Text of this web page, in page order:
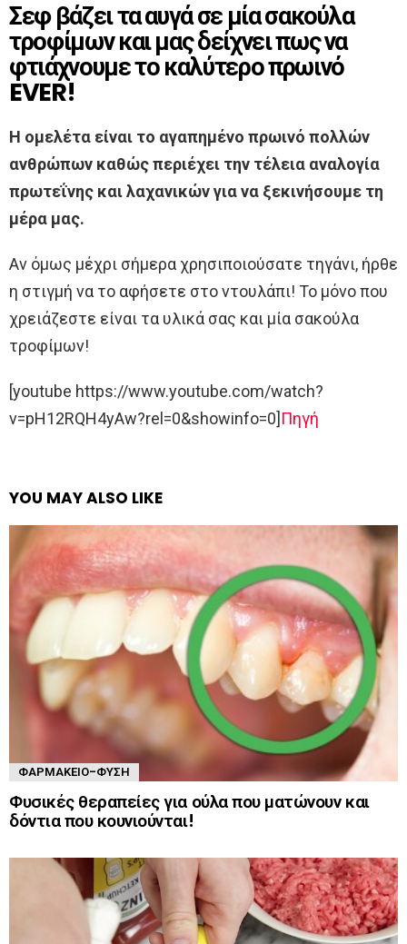
Σεφ βάζει τα αυγά σε μία σακούλα
τροφίμων και μας δείχνει πως να
φτιάχνουμε το καλύτερο πρωινό
EVER!
Η ομελέτα είναι το αγαπημένο πρωινό πολλών
ανθρώπων καθώς περιέχει την τέλεια αναλογία
πρωτεΐνης και λαχανικών για να ξεκινήσουμε τη
μέρα μας.
Αν όμως μέχρι σήμερα χρησιποιούσατε τηγάνι, ήρθε
η στιγμή να το αφήσετε στο ντουλάπι! Το μόνο που
χρειάζεστε είναι τα υλικά σας και μία σακούλα
τροφίμων!
[youtube https://www.youtube.com/watch?
v=pH12RQH4yAw?rel=0&showinfo=0] Πηγή
YOU MAY ALSO LIKE
ΦΑΡΜΑΚΕΊΟ-ΦΎΣΗ
Φυσικές θεραπείες για ούλα που ματώνουν και
δόντια που κουνιούνται!